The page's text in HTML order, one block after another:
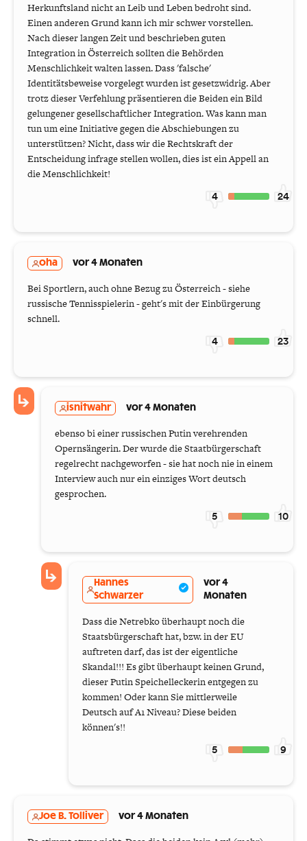
Herkunftsland nicht an Leib und Leben bedroht sind.
Einen anderen Grund kann ich mir schwer vorstellen.
Nach dieser langen Zeit und beschrieben guten
Integration in Österreich sollten die Behörden
Menschlichkeit walten lassen. Dass 'falsche'
Identitätsbeweise vorgelegt wurden ist gesetzwidrig. Aber
trotz dieser Verfehlung präsentieren die Beiden ein Bild
gelungener gesellschaftlicher Integration. Was kann man
tun um eine Initiative gegen die Abschiebungen zu
unterstützen? Nicht, dass wir die Rechtskraft der
Entscheidung infrage stellen wollen, dies ist ein Appell an
die Menschlichkeit!
4 24
oha vor 4 Monaten
Bei Sportlern, auch ohne Bezug zu Österreich - siehe
russische Tennisspielerin - geht's mit der Einbürgerung
schnell.
4 23
isnitwahr vor 4 Monaten
ebenso bi einer russischen Putin verehrenden
Opernsängerin. Der wurde die Staatbürgerschaft
regelrecht nachgeworfen - sie hat noch nie in einem
Interview auch nur ein einziges Wort deutsch
gesprochen.
5 10
Hannes
Schwarzer
vor 4
Monaten
Dass die Netrebko überhaupt noch die
Staatsbürgerschaft hat, bzw. in der EU
auftreten darf, das ist der eigentliche
Skandal!!! Es gibt überhaupt keinen Grund,
dieser Putin Speichelleckerin entgegen zu
kommen! Oder kann Sie mittlerweile
Deutsch auf A1 Niveau? Diese beiden
können's!!
5 9
Joe B. Tolliver vor 4 Monaten